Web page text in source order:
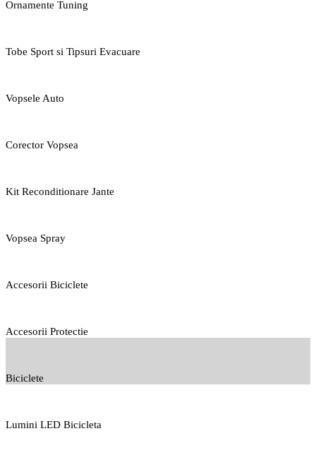
Ornamente Tuning
Tobe Sport si Tipsuri Evacuare
Vopsele Auto
Corector Vopsea
Kit Reconditionare Jante
Vopsea Spray
Accesorii Biciclete
Accesorii Protectie
Biciclete
Lumini LED Bicicleta